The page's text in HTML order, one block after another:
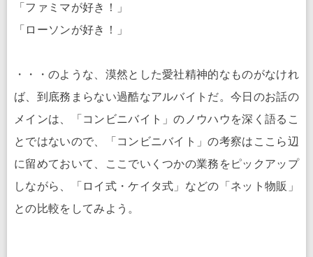
「ファミマが好き！」
「ローソンが好き！」
・・・のような、漠然とした愛社精神的なものがなけれ
ば、到底務まらない過酷なアルバイトだ。今日のお話の
メインは、「コンビニバイト」のノウハウを深く語るこ
とではないので、「コンビニバイト」の考察はここら辺
に留めておいて、ここでいくつかの業務をピックアップ
しながら、「ロイ式・ケイタ式」などの「ネット物販」
との比較をしてみよう。